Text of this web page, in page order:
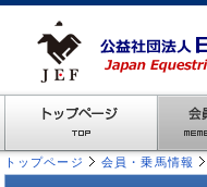
トップページ 会員・乗馬情報